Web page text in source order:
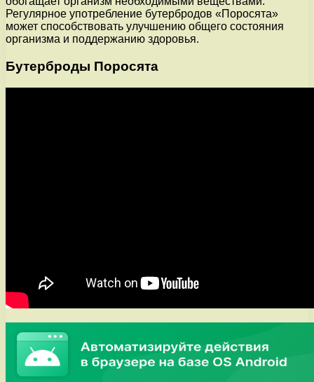
Регулярное употребление бутербродов «Поросята»
может способствовать улучшению общего состояния
организма и поддержанию здоровья.
Бутерброды Поросята